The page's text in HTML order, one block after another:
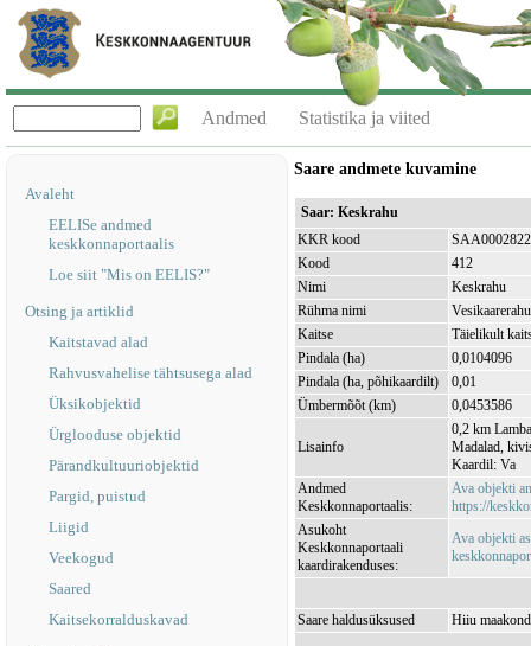
Andmed Statistika ja viited
Avaleht
EELISe andmed
keskkonnaportaalis
Loe siit "Mis on EELIS?"
Otsing ja artiklid
Kaitstavad alad
Rahvusvahelise tähtsusega alad
Üksikobjektid
Ürglooduse objektid
Pärandkultuuriobjektid
Pargid, puistud
Liigid
Veekogud
Saared
Kaitsekorralduskavad
Saare andmete kuvamine
Saar: Keskrahu
KKR kood
SAA0002822
Kood
412
Nimi
Keskrahu
Rühma nimi
Kaitse
Täielikult
Pindala (ha)
0,0104096
Pindala (ha, põhikaardilt)
0,01
Ümbermõõt (km)
0,0453586
Lisainfo
0,2 km
Madalad,
Kaardil: Va
Andmed
Keskkonnaportaalis:
Ava objekti
https://
Asukoht
Keskkonnaportaali
kaardirakenduses:
Ava objekti
Saare haldusüksused Hiiu